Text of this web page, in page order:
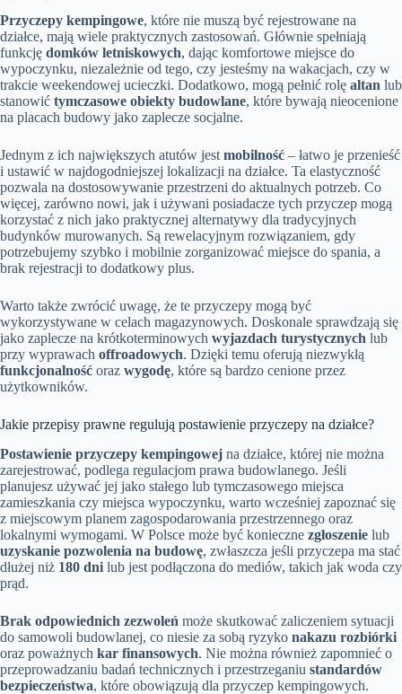
Przyczepy kempingowe, które nie muszą być rejestrowane na
działce, mają wiele praktycznych zastosowań. Głównie spełniają
funkcję domków letniskowych, dając komfortowe miejsce do
wypoczynku, niezależnie od tego, czy jesteśmy na wakacjach, czy w
trakcie weekendowej ucieczki. Dodatkowo, mogą pełnić rolę altan lub
stanowić tymczasowe obiekty budowlane, które bywają nieocenione
na placach budowy jako zaplecze socjalne.
Jednym z ich największych atutów jest mobilność – łatwo je przenieść
i ustawić w najdogodniejszej lokalizacji na działce. Ta elastyczność
pozwala na dostosowywanie przestrzeni do aktualnych potrzeb. Co
więcej, zarówno nowi, jak i używani posiadacze tych przyczep mogą
korzystać z nich jako praktycznej alternatywy dla tradycyjnych
budynków murowanych. Są rewelacyjnym rozwiązaniem, gdy
potrzebujemy szybko i mobilnie zorganizować miejsce do spania, a
brak rejestracji to dodatkowy plus.
Warto także zwrócić uwagę, że te przyczepy mogą być
wykorzystywane w celach magazynowych. Doskonale sprawdzają się
jako zaplecze na krótkoterminowych wyjazdach turystycznych lub
przy wyprawach offroadowych. Dzięki temu oferują niezwykłą
funkcjonalność oraz wygodę, które są bardzo cenione przez
użytkowników.
Jakie przepisy prawne regulują postawienie przyczepy na działce?
Postawienie przyczepy kempingowej na działce, której nie można
zarejestrować, podlega regulacjom prawa budowlanego. Jeśli
planujesz używać jej jako stałego lub tymczasowego miejsca
zamieszkania czy miejsca wypoczynku, warto wcześniej zapoznać się
z miejscowym planem zagospodarowania przestrzennego oraz
lokalnymi wymogami. W Polsce może być konieczne zgłoszenie lub
uzyskanie pozwolenia na budowę, zwłaszcza jeśli przyczepa ma stać
dłużej niż 180 dni lub jest podłączona do mediów, takich jak woda czy
prąd.
Brak odpowiednich zezwoleń może skutkować zaliczeniem sytuacji
do samowoli budowlanej, co niesie za sobą ryzyko nakazu rozbiórki
oraz poważnych kar finansowych. Nie można również zapomnieć o
przeprowadzaniu badań technicznych i przestrzeganiu standardów
bezpieczeństwa, które obowiązują dla przyczep kempingowych.